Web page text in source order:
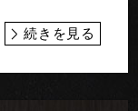
続きを見る